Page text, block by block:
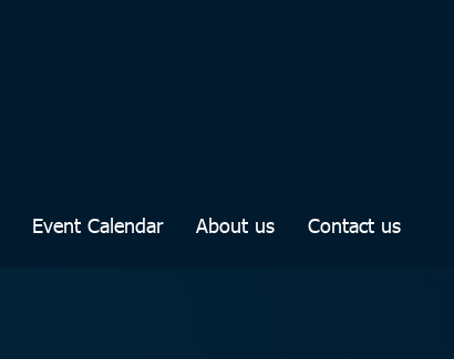
Event Calendar About us Contact us